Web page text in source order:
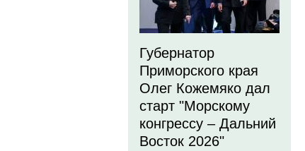
Губернатор
Приморского края
Олег Кожемяко дал
старт "Морскому
конгрессу – Дальний
Восток 2026"